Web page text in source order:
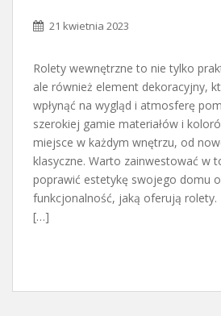
21 kwietnia 2023
Rolety wewnętrzne to nie tylko
ale również element dekoracyjny,
wpłynąć na wygląd i atmosferę
szerokiej gamie materiałów i
miejsce w każdym wnętrzu, od
klasyczne. Warto zainwestować w
poprawić estetykę swojego domu
funkcjonalność, jaką oferują rolety.
[…]